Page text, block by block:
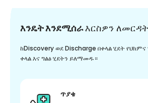
እንዴት እንደሚሰራእርስዎን ለመርዳት
ከDiscovery ወደ Discharge በቀላል ሂደት
ቀላል እና ግልፅ ሂደትን ይለማመዱ።
ጥያቄ